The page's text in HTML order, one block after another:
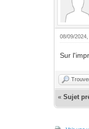
08/09/
Sur
«Sujet